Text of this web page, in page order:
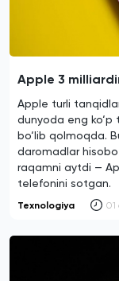
Apple 3
Apple turli
dunyoda eng
bo‘lib qolmoqda.
daromadlar
raqamni aytdi —
telefonini sotgan.
Texnologiya 01